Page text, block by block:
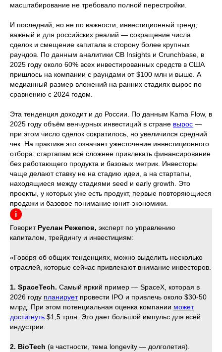
масштабирование не требовало полной перестройки.
И последний, но не по важности, инвестиционный тренд,
важный и для российских реалий — сокращение числа
сделок и смещение капитала в сторону более крупных
раундов. По данным аналитики CB Insights и Crunchbase, в
2025 году около 60% всех инвестированных средств в США
пришлось на компании с раундами от $100 млн и выше. А
медианный размер вложений на ранних стадиях вырос по
сравнению с 2024 годом.
Эта тенденция доходит и до России. По данным Kama Flow, в
2025 году объём венчурных инвестиций в стране вырос —
при этом число сделок сократилось, но увеличился средний
чек. На практике это означает ужесточение инвестиционного
отбора: стартапам всё сложнее привлекать финансирование
без работающего продукта и базовых метрик. Инвесторы
чаще делают ставку не на стадию идеи, а на стартапы,
находящиеся между стадиями seed и early growth. Это
проекты, у которых уже есть продукт, первые повторяющиеся
продажи и базовое понимание юнит-экономики.
Говорит Руслан Режепов, эксперт по управлению
капиталом, трейдингу и инвестициям:
«Говоря об общих тенденциях, можно выделить несколько
отраслей, которые сейчас привлекают внимание инвесторов.
1. SpaceTech. Самый яркий пример — SpaceX, которая в
2026 году планируетпровести IPO и привлечь около $30-50
млрд. При этом потенциальная оценка компании может
достигнуть $1,5 трлн. Это дает большой импульс для всей
индустрии.
2. BioTech (в частности, тема longevity — долголетия).
оборотом от 200 миллионов рублей.
Ваша роль
СЕО
Топ-менеджер
Я подтверждаю, что ознакомлен (а) и принимаю
условия Пользовательского соглашения
Даю согласие наобработку моих персональных
данных
Согласен (а)на получение рекламных
Отправить заявку